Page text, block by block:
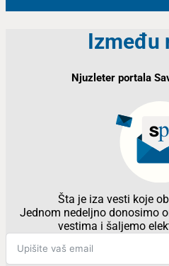
Između
Njuzleter portala
Šta je iza vesti koje
Jednom nedeljno donosimo
vestima i šaljemo